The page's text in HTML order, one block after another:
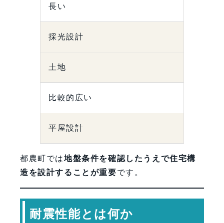
長い
採光設計
土地
比較的広い
平屋設計
都農町では地盤条件を確認したうえで住宅構
造を設計することが重要です。
耐震性能とは何か